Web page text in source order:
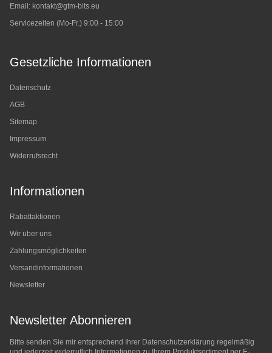
Email: kontakt@gtm-bits.eu
Servicezeiten (Mo-Fr.) 9:00 - 15:00
Gesetzliche Informationen
Datenschutz
AGB
Sitemap
Impressum
Widerrufsrecht
Informationen
Rabattaktionen
Wir über uns
Zahlungsmöglichkeiten
Versandinformationen
Newsletter
Newsletter Abonnieren
Bitte senden Sie mir entsprechend Ihrer Datenschutzerklärung regelmäßig